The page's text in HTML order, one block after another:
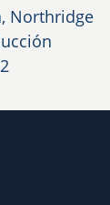
Northridge